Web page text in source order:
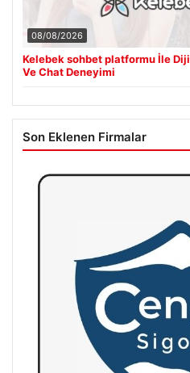
08/08/2026
Kelebek sohbet platformu İle
Ve Chat Deneyimi
Son Eklenen Firmalar